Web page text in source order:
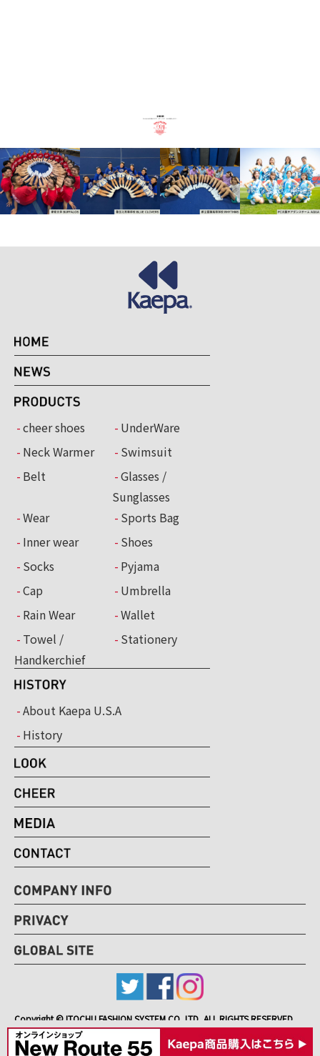
cheer shoes
UnderWare
Neck Warmer
Swimsuit
Belt
Glasses /
Sunglasses
Wear
Sports Bag
Inner wear
Shoes
Socks
Pyjama
Cap
Umbrella
Rain Wear
Wallet
Towel /
Handkerchief
Stationery
About Kaepa U.S.A
History
Copyright © ITOCHU FASHION SYSTEM CO.,LTD, ALL RIGHTS RESERVED.